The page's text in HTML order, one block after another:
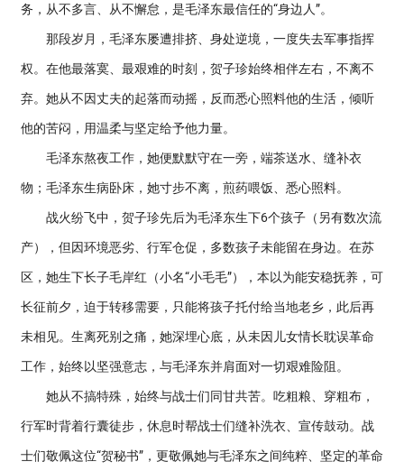
务，从不多言、从不懈怠，是毛泽东最信任的“身边人”。
那段岁月，毛泽东屡遭排挤、身处逆境，一度失去军事指挥
权。在他最落寞、最艰难的时刻，贺子珍始终相伴左右，不离不
弃。她从不因丈夫的起落而动摇，反而悉心照料他的生活，倾听
他的苦闷，用温柔与坚定给予他力量。
毛泽东熬夜工作，她便默默守在一旁，端茶送水、缝补衣
物；毛泽东生病卧床，她寸步不离，煎药喂饭、悉心照料。
战火纷飞中，贺子珍先后为毛泽东生下6个孩子（另有数次流
产），但因环境恶劣、行军仓促，多数孩子未能留在身边。在苏
区，她生下长子毛岸红（小名“小毛毛”），本以为能安稳抚养，可
长征前夕，迫于转移需要，只能将孩子托付给当地老乡，此后再
未相见。生离死别之痛，她深埋心底，从未因儿女情长耽误革命
工作，始终以坚强意志，与毛泽东并肩面对一切艰难险阻。
她从不搞特殊，始终与战士们同甘共苦。吃粗粮、穿粗布，
行军时背着行囊徒步，休息时帮战士们缝补洗衣、宣传鼓动。战
士们敬佩这位“贺秘书”，更敬佩她与毛泽东之间纯粹、坚定的革命